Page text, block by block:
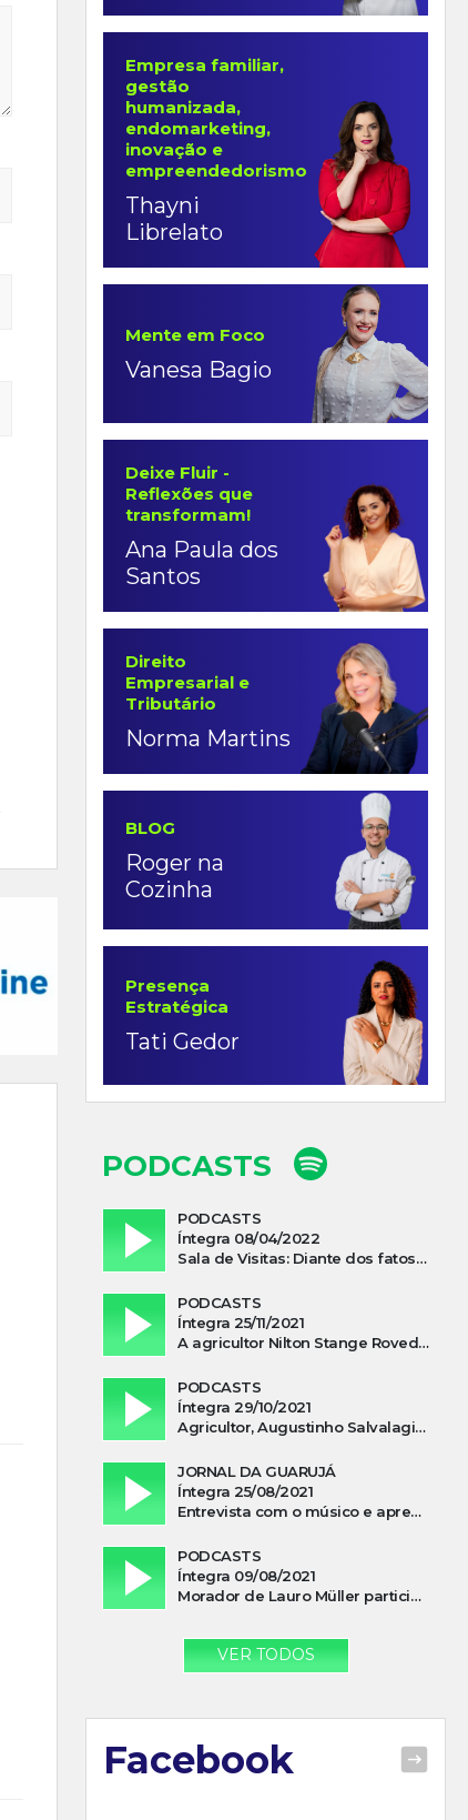
Empresa familiar,
gestão
humanizada,
endomarketing,
inovação e
empreendedorismo
Thayni
Librelato
Mente em Foco
Vanesa Bagio
Deixe Fluir -
Reflexões que
transformam!
Ana Paula dos
Santos
Direito
Empresarial e
Tributário
Norma Martins
BLOG
Roger na
Cozinha
Presença
Estratégica
Tati Gedor
PODCASTS
PODCASTS
Íntegra 08/04/2022
Sala de Visitas: Diante dos fatos que influenciam a economia o que podemos esperar de 2022
PODCASTS
Íntegra 25/11/2021
A agricultor Nilton Stange Roveda, afirma ter recebido ajuda espiritual durante acidente
PODCASTS
Íntegra 29/10/2021
Agricultor, Augustinho Salvalagio, relata sobre aparição do Cavaleiro Negro no Rio das Furnas
JORNAL DA GUARUJÁ
Íntegra 25/08/2021
Entrevista com o músico e apresentador, Lismael Ferrareis, no Cidade e Campo
PODCASTS
Íntegra 09/08/2021
Morador de Lauro Müller participa de motociata em apoio a Bolsonaro
VER TODOS
Facebook